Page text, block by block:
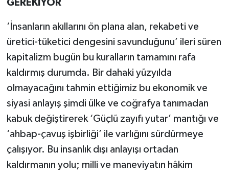
GEREKİYOR
‘İnsanların akıllarını ön plana alan, rekabeti ve
üretici-tüketici dengesini savunduğunu’ ileri süren
kapitalizm bugün bu kuralların tamamını rafa
kaldırmış durumda. Bir dahaki yüzyılda
olmayacağını tahmin ettiğimiz bu ekonomik ve
siyasi anlayış şimdi ülke ve coğrafya tanımadan
kabuk değiştirerek ‘Güçlü zayıfı yutar’ mantığı ve
‘ahbap-çavuş işbirliği’ ile varlığını sürdürmeye
çalışıyor. Bu insanlık dışı anlayışı ortadan
kaldırmanın yolu; milli ve maneviyatın hâkim